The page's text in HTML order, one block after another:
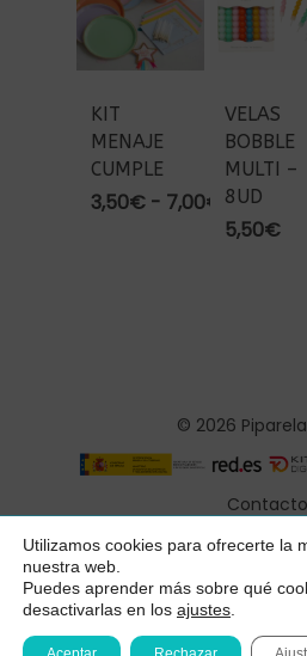
Subtotal:
Ver Carrito
KIT
MENAJE
CUMPLE
3,50€ - 7,00€ Rango
de
VELAS
BOBBLE
MULTI –
8UD
5,50€
© 2026
Contacto
Aviso
Política de
Condiciones
Utilizamos cookies para ofrecerte la
nuestra web.
Puedes aprender más sobre qué
desactivarlas en los ajustes